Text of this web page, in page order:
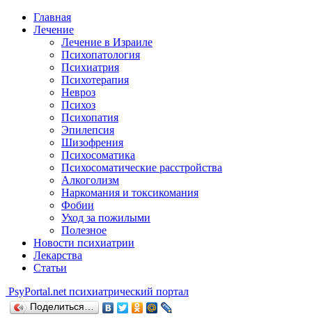
Главная
Лечение
Лечение в Израиле
Психопатология
Психиатрия
Психотерапия
Невроз
Психоз
Психопатия
Эпилепсия
Шизофрения
Психосоматика
Психосоматические расстройства
Алкоголизм
Наркомания и токсикомания
Фобии
Уход за пожилыми
Полезное
Новости психиатрии
Лекарства
Статьи
PsyPortal.net психиатрический портал
Поделиться…